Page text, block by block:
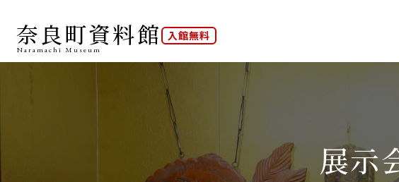
奈良町資料館
Naramachi Museum
入館無料
展示